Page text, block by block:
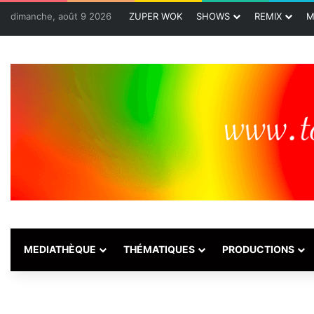
dimanche, août 9 2026 ZUPER WOK SHOWS REMIX
MEDIATHÈQUE THÉMATIQUES PRODUCTIONS